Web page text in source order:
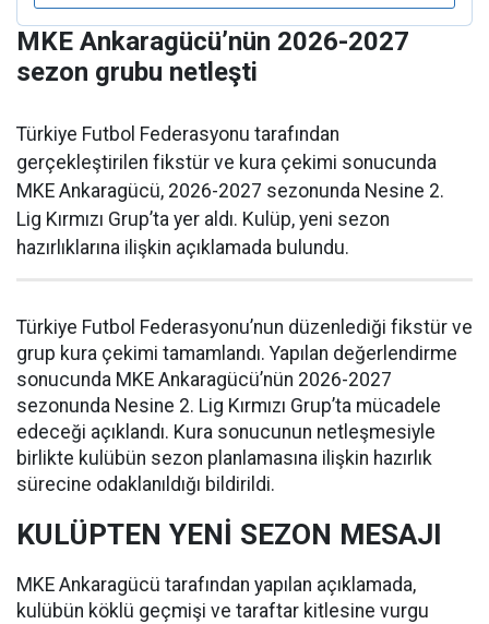
MKE Ankaragücü’nün 2026-2027
sezon grubu netleşti
Türkiye Futbol Federasyonu tarafından
gerçekleştirilen fikstür ve kura çekimi sonucunda
MKE Ankaragücü, 2026-2027 sezonunda Nesine 2.
Lig Kırmızı Grup’ta yer aldı. Kulüp, yeni sezon
hazırlıklarına ilişkin açıklamada bulundu.
Türkiye Futbol Federasyonu’nun düzenlediği fikstür ve
grup kura çekimi tamamlandı. Yapılan değerlendirme
sonucunda MKE Ankaragücü’nün 2026-2027
sezonunda Nesine 2. Lig Kırmızı Grup’ta mücadele
edeceği açıklandı. Kura sonucunun netleşmesiyle
birlikte kulübün sezon planlamasına ilişkin hazırlık
sürecine odaklanıldığı bildirildi.
KULÜPTEN YENİ SEZON MESAJI
MKE Ankaragücü tarafından yapılan açıklamada,
kulübün köklü geçmişi ve taraftar kitlesine vurgu